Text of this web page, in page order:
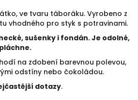
Blog
ve tvaru táboráku. Vyrobeno z
vhodného pro styk s potravinami.
sušenky i fondán. Je odolné,
na zdobení barevnou polevou,
odstíny nebo čokoládou.
dotazy.